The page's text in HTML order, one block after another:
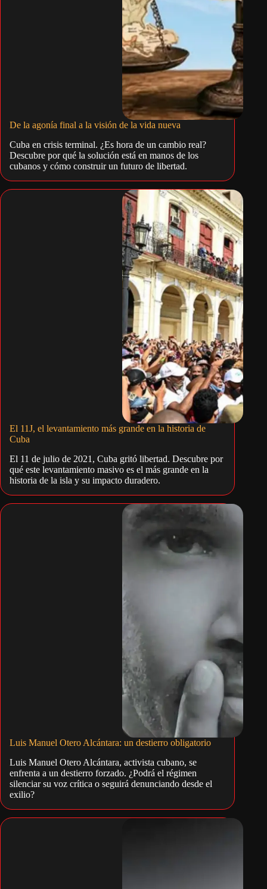
De la agonía final a la visión de la vida nueva
Cuba en crisis terminal. ¿Es hora de un cambio real?
Descubre por qué la solución está en manos de los
cubanos y cómo construir un futuro de libertad.
El 11J, el levantamiento más grande en la historia de
Cuba
El 11 de julio de 2021, Cuba gritó libertad. Descubre por
qué este levantamiento masivo es el más grande en la
historia de la isla y su impacto duradero.
Luis Manuel Otero Alcántara: un destierro obligatorio
Luis Manuel Otero Alcántara, activista cubano, se
enfrenta a un destierro forzado. ¿Podrá el régimen
silenciar su voz crítica o seguirá denunciando desde el
exilio?